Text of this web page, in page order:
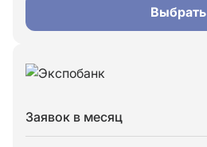
Выбрать
Заявок в месяц